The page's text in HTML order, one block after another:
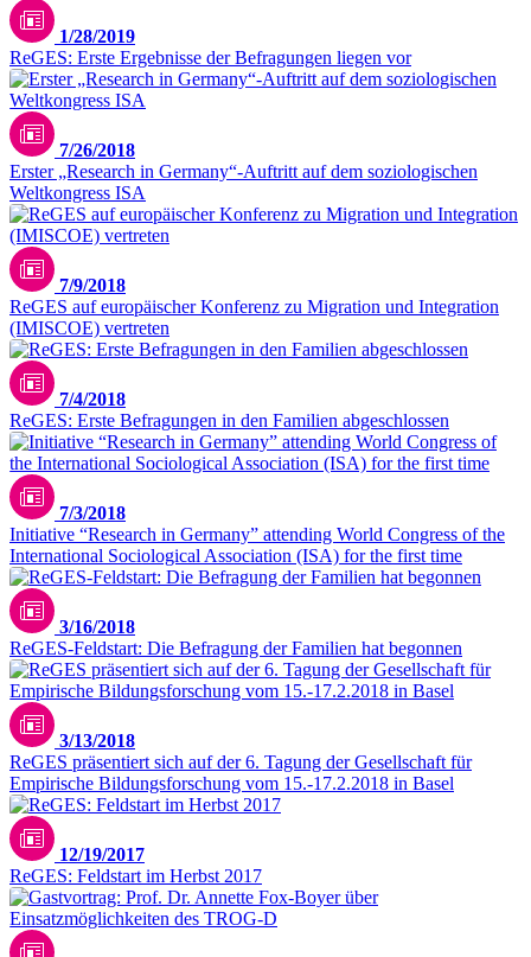
1/28/2019
ReGES: Erste Ergebnisse der Befragungen liegen vor
7/26/2018
Erster „Research in Germany“-Auftritt auf dem soziologischen
Weltkongress ISA
7/9/2018
ReGES auf europäischer Konferenz zu Migration und Integration
(IMISCOE) vertreten
7/4/2018
ReGES: Erste Befragungen in den Familien abgeschlossen
7/3/2018
Initiative “Research in Germany” attending World Congress of the
International Sociological Association (ISA) for the first time
3/16/2018
ReGES-Feldstart: Die Befragung der Familien hat begonnen
3/13/2018
ReGES präsentiert sich auf der 6. Tagung der Gesellschaft für
Empirische Bildungsforschung vom 15.-17.2.2018 in Basel
12/19/2017
ReGES: Feldstart im Herbst 2017